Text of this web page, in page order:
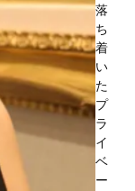
落
ち
着
い
た
プ
ラ
イ
ベ
ー